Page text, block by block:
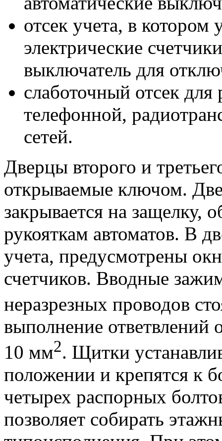
отсек учета, в котором
электрические
выключатель для
слаботочный отсек
телефонной,
сетей.
Дверцы второго и
открываемые ключом.
закрывается на защелку,
рукояткам автоматов. В
учета, предусмотрены
счетчиков. Вводные
неразрезных проводов
выполнение ответвлений
10 мм2. Щитки
положении и крепятся к
четырех распорных
позволяет собирать